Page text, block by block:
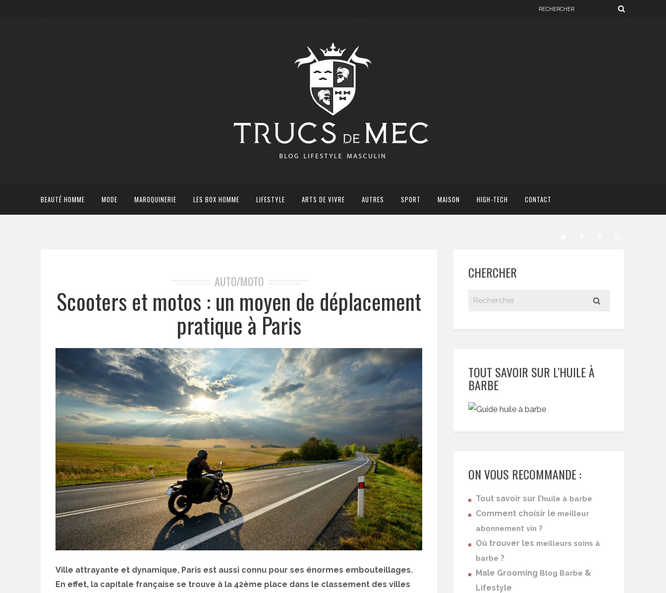
BEAUTÉ HOMME MODE MAROQUINERIE LES BOX HOMME LIFESTYLE ARTS DE VIVRE AUTRES SPORT MAISON HIGH-TECH CONTACT
AUTO/MOTO
Scooters et motos : un moyen de déplacement
pratique à Paris
Ville attrayante et dynamique, Paris est aussi connu pour ses énormes embouteillages.
En effet, la capitale française se trouve à la 42ème place dans le classement des villes
CHERCHER
TOUT SAVOIR SUR L’HUILE À
BARBE
ON VOUS RECOMMANDE :
Tout savoir sur l’huile à barbe
Comment choisir le meilleur
abonnement vin ?
Où trouver les meilleurs soins à
barbe ?
Male Grooming Blog Barbe &
Lifestyle